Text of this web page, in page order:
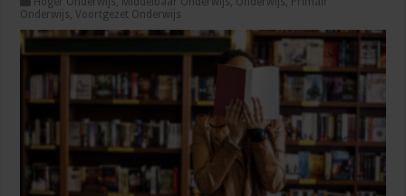
Onderwijs,Voortgezet Onderwijs